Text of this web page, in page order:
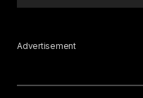
Advertisement